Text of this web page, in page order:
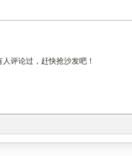
人评论过，赶快抢沙发吧！